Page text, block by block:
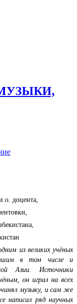
доцента,
из великих учёных
в том числе и
Азии. Источники
он играл на всех
музыку, и сам же
написал ряд научных